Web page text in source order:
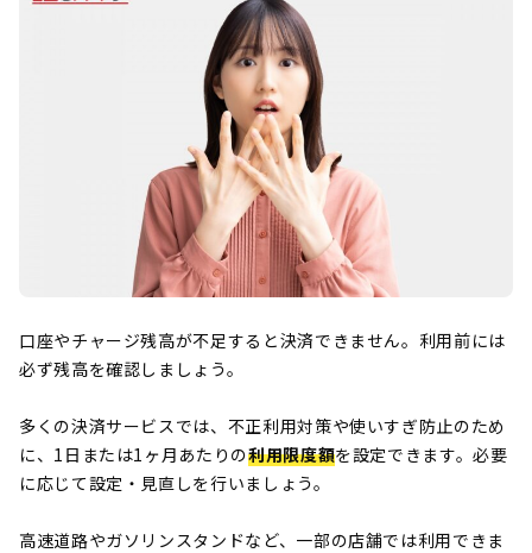
口座やチャージ残高が不足すると決済できません。利用前には
必ず残高を確認しましょう。
多くの決済サービスでは、不正利用対策や使いすぎ防止のため
に、1日または1ヶ月あたりの利用限度額を設定できます。必要
に応じて設定・見直しを行いましょう。
高速道路やガソリンスタンドなど、一部の店舗では利用できま